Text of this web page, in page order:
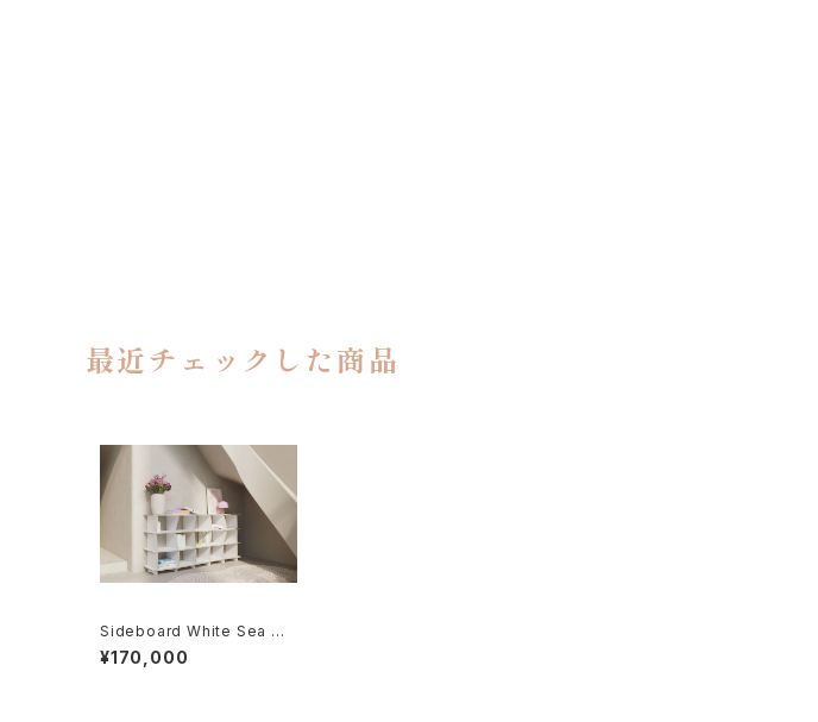
最近チェックした商品
Sideboard White Sea サ
イドボード ホワイトシー
¥170,000